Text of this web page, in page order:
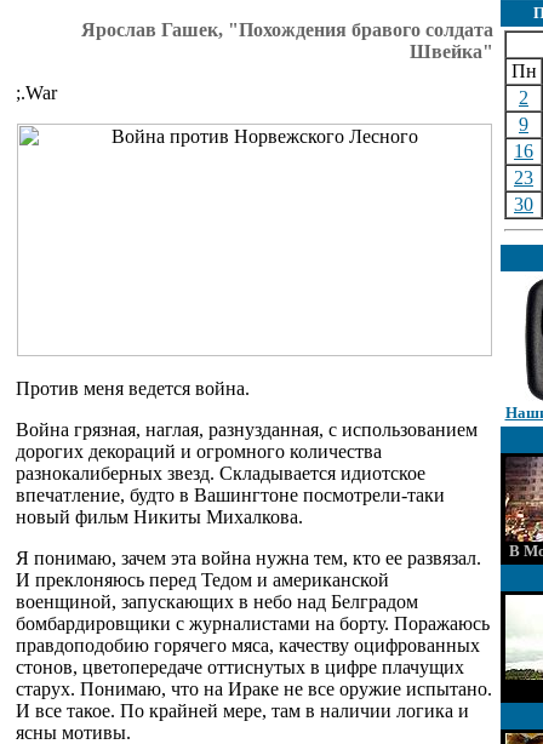
Ярослав Гашек, "Похождения бравого солдата
Швейка"
;.War
Против меня ведется война.
Война грязная, наглая, разнузданная, с использованием
дорогих декораций и огромного количества
разнокалиберных звезд. Складывается идиотское
впечатление, будто в Вашингтоне посмотрели-таки
новый фильм Никиты Михалкова.
Я понимаю, зачем эта война нужна тем, кто ее развязал.
И преклоняюсь перед Тедом и американской
военщиной, запускающих в небо над Белградом
бомбардировщики с журналистами на борту. Поражаюсь
правдоподобию горячего мяса, качеству оцифрованных
стонов, цветопередаче оттиснутых в цифре плачущих
старух. Понимаю, что на Ираке не все оружие испытано.
И все такое. По крайней мере, там в наличии логика и
ясны мотивы.
Пн
2
9
16
23
30
В